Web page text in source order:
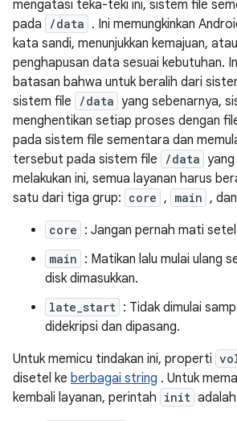
mengatasi teka-teki ini, sistem file
pada
/data . Ini memungkinkan
kata sandi, menunjukkan kemajuan,
penghapusan data sesuai kebutuhan.
batasan bahwa untuk beralih dari
sistem file
/data yang sebenarnya,
menghentikan setiap proses dengan
pada sistem file sementara dan
tersebut pada sistem file
/data
melakukan ini, semua layanan harus
satu dari tiga grup: core , main , dan
core : Jangan pernah mati
main : Matikan lalu mulai ulang
disk dimasukkan.
late_start : Tidak dimulai
didekripsi dan dipasang.
Untuk memicu tindakan ini, properti
disetel ke berbagai string . Untuk
kembali layanan, perintah init